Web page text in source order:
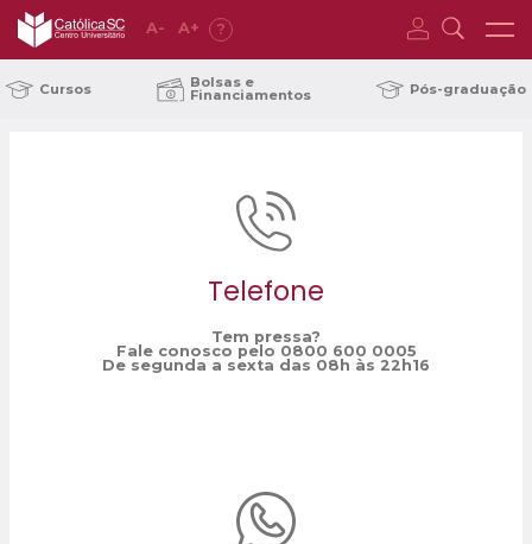
A- A+ ?
Cursos Bolsas e
Financiamentos Pós-graduação
Telefone
Tem pressa?
Fale conosco pelo 0800 600 0005
De segunda a sexta das 08h às 22h16